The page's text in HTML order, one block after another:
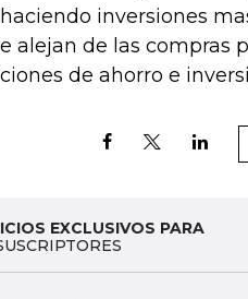
inversiones
alejan de las compras
de ahorro e
EXCLUSIVOS PARA